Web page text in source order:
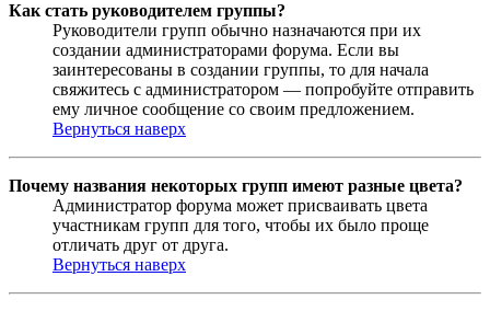
Как стать руководителем группы?
Руководители групп обычно назначаются при их
создании администраторами форума. Если вы
заинтересованы в создании группы, то для начала
свяжитесь с администратором — попробуйте отправить
ему личное сообщение со своим предложением.
Вернуться наверх
Почему названия некоторых групп имеют разные цвета?
Администратор форума может присваивать цвета
участникам групп для того, чтобы их было проще
отличать друг от друга.
Вернуться наверх